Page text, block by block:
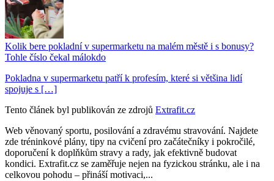
Kolik bere pokladní v supermarketu na malém městě i s bonusy?
Tohle číslo čekal málokdo
Pokladna v supermarketu patří k profesím, které si většina lidí
spojuje s […]
Tento článek byl publikován ze zdrojů Extrafit.cz
Web věnovaný sportu, posilování a zdravému stravování. Najdete
zde tréninkové plány, tipy na cvičení pro začátečníky i pokročilé,
doporučení k doplňkům stravy a rady, jak efektivně budovat
kondici. Extrafit.cz se zaměřuje nejen na fyzickou stránku, ale i na
celkovou pohodu – přináší motivaci,...